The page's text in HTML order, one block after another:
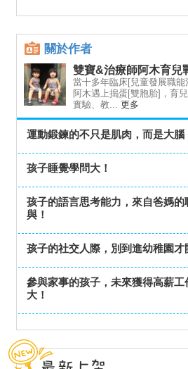
關於作者
雙寶&治療師阿木育兒
當十多年臨床[兒童發展職能
阿木遇上搗蛋[雙胞胎]，育兒
實驗、教... 更多
運動鍛鍊的不只是肌肉，而是大腦
孩子睡覺學問大！
孩子的語言思考能力，來自爸媽的
與！
孩子的社交人際，別到進幼稚園才
參與家事的孩子，未來獲得高薪工
大！